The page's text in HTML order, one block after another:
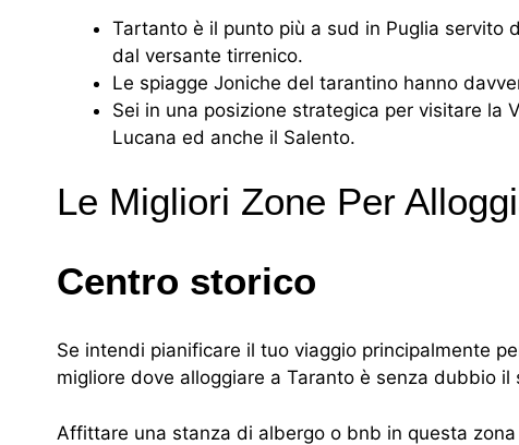
Tartanto è il punto più a sud in Puglia servito
dal versante tirrenico.
Le spiagge Joniche del tarantino hanno
Sei in una posizione strategica per visitare la
Lucana ed anche il Salento.
Le Migliori Zone Per
Centro storico
Se intendi pianificare il tuo viaggio principalmente
migliore dove alloggiare a Taranto è senza dubbio il
Affittare una stanza di albergo o bnb in questa